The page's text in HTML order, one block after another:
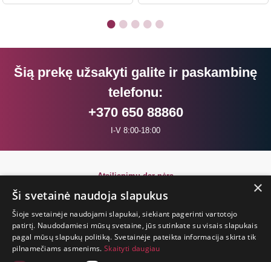
Šią prekę užsakyti galite ir paskambinę
telefonu:
+370 650 88860
I-V 8:00-18:00
Atsiliepimų dar nėra
Parašyk atsiliepimą ir GAUK DOVANĄ!
GYVENIMAS
×
Ši svetainė naudoja slapukus
Šioje svetainėje naudojami slapukai, siekiant pagerinti vartotojo
patirtį. Naudodamiesi mūsų svetaine, jūs sutinkate su visais slapukais
pagal mūsų slapukų politiką. Svetainėje pateikta informacija skirta tik
pilnamečiams asmenims. Skaityti daugiau